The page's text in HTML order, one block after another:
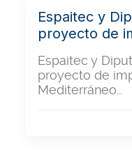
Espaitec y
proyecto de
Espaitec y
proyecto de
Mediterráneo…